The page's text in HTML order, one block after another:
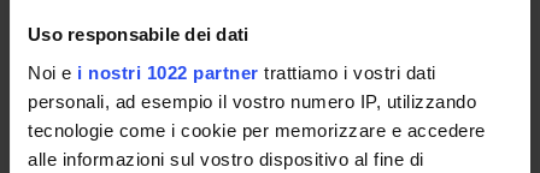
Uso responsabile dei dati
Noi e i nostri 1022 partner trattiamo i vostri dati
personali, ad esempio il vostro numero IP, utilizzando
tecnologie come i cookie per memorizzare e accedere
alle informazioni sul vostro dispositivo al fine di
Marco Antonio Cassatella
Professore ordinario
Gabriela Constantin
Professore ordinario